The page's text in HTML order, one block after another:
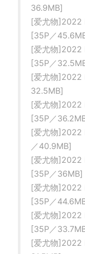
36.9MB]
[爱尤物]2022
[35P／
[爱尤物]2022
[35P／
[爱尤物]2022
32.5MB]
[爱尤物]2022
[35P／
[爱尤物]2022
／40.9MB]
[爱尤物]2022
[35P／36MB]
[爱尤物]2022
[35P／
[爱尤物]2022
[35P／
[爱尤物]2022